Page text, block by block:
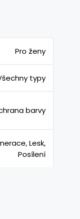
Pro ženy
typy
barvy
Lesk,
Posílení